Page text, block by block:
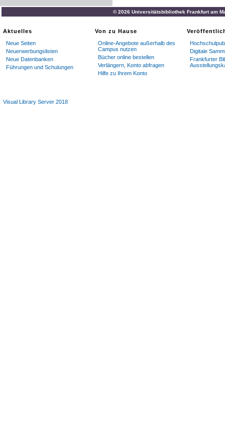
© 2026 Universitätsbibliothek Frankfurt am
Aktuelles
Neue Seiten
Neuerwerbungslisten
Neue Datenbanken
Führungen und Schulungen
Von zu Hause
Online-Angebote außerhalb des
Campus nutzen
Bücher online bestellen
Verlängern, Konto abfragen
Hilfe zu Ihrem Konto
Digitale
Frankfurter
Visual Library Server 2018